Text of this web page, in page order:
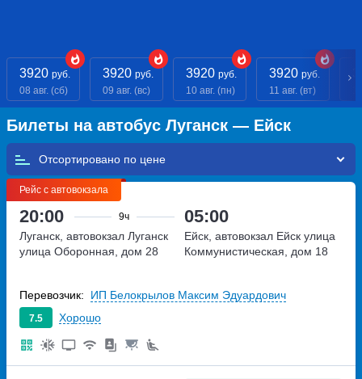
3920 руб.
08 авг. (сб)
3920 руб.
09 авг. (вс)
3920 руб.
10 авг. (пн)
3920 руб.
11 авг. (вт)
Билеты на автобус Луганск — Ейск
Отсортировано по
Рейс с автовокзала
20:00 9ч 05:00
Луганск, автовокзал Луганск
улица Оборонная, дом 28
Ейск, автовокзал Ейск улица
Коммунистическая, дом 18
7.5 Хорошо
Перевозчик: ИП Белокрылов Максим Эдуардович